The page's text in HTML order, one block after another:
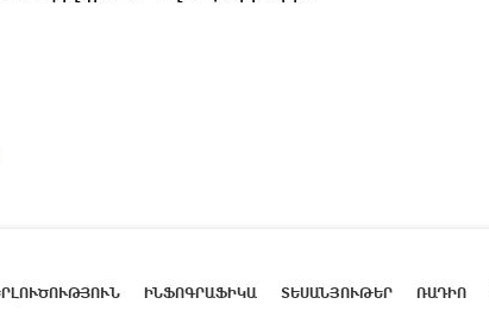
ԻՆՖՈԳՐԱՖԻԿԱ ՏԵՍԱՆՅՈՒԹԵՐ ՌԱԴԻՈ